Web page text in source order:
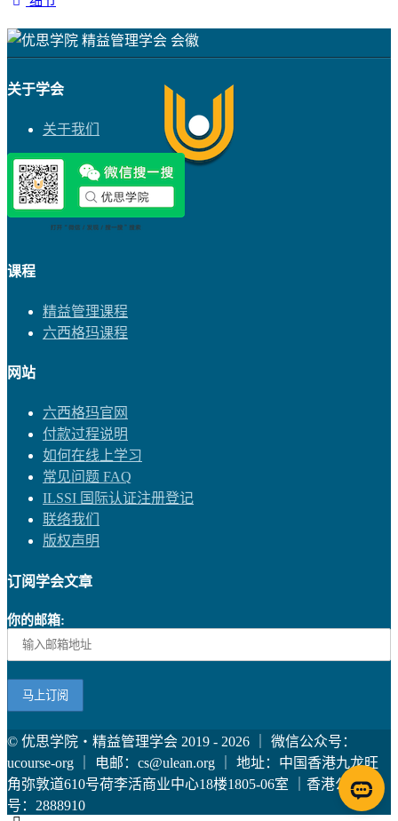
关于学会
关于我们
课程
精益管理课程
六西格玛课程
网站
六西格玛官网
付款过程说明
如何在线上学习
常见问题 FAQ
ILSSI 国际认证注册登记
联络我们
版权声明
订阅学会文章
你的邮箱:
© 优思学院・精益管理学会 2019 - 2026 ｜ 微信公众号：
ucourse-org ｜ 电邮：cs@ulean.org ｜ 地址：中国香港九龙旺
角弥敦道610号荷李活商业中心18楼1805-06室 ｜香港公司编
号：2888910